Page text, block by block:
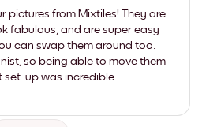
pictures from Mixtiles! They are
fabulous, and are super easy
can swap them around too.
so being able to move them
up was incredible.